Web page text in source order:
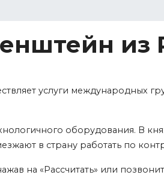
из
услуги международных
оборудования. В
в страну работать по
на «Рассчитать» или